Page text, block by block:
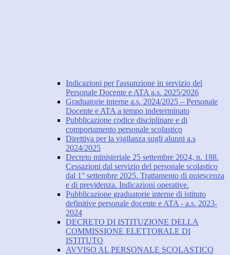
Indicazioni per l'assunzione in servizio del
Personale Docente e ATA a.s. 2025/2026
Graduatorie interne a.s. 2024/2025 – Personale
Docente e ATA a tempo indeterminato
Pubblicazione codice disciplinare e di
comportamento personale scolastico
Direttiva per la vigilanza sugli alunni a.s
2024/2025
Decreto ministeriale 25 settembre 2024, n. 188.
Cessazioni dal servizio del personale scolastico
dal 1° settembre 2025. Trattamento di quiescenza
e di previdenza. Indicazioni operative.
Pubblicazione graduatorie interne di istituto
definitive personale docente e ATA - a.s. 2023-
2024
DECRETO DI ISTITUZIONE DELLA
COMMISSIONE ELETTORALE DI
ISTITUTO
AVVISO AL PERSONALE SCOLASTICO